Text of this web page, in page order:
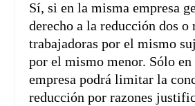
Sí, si en la misma empresa
derecho a la reducción dos o
trabajadoras por el mismo
por el mismo menor. Sólo en
empresa podrá limitar la
reducción por razones